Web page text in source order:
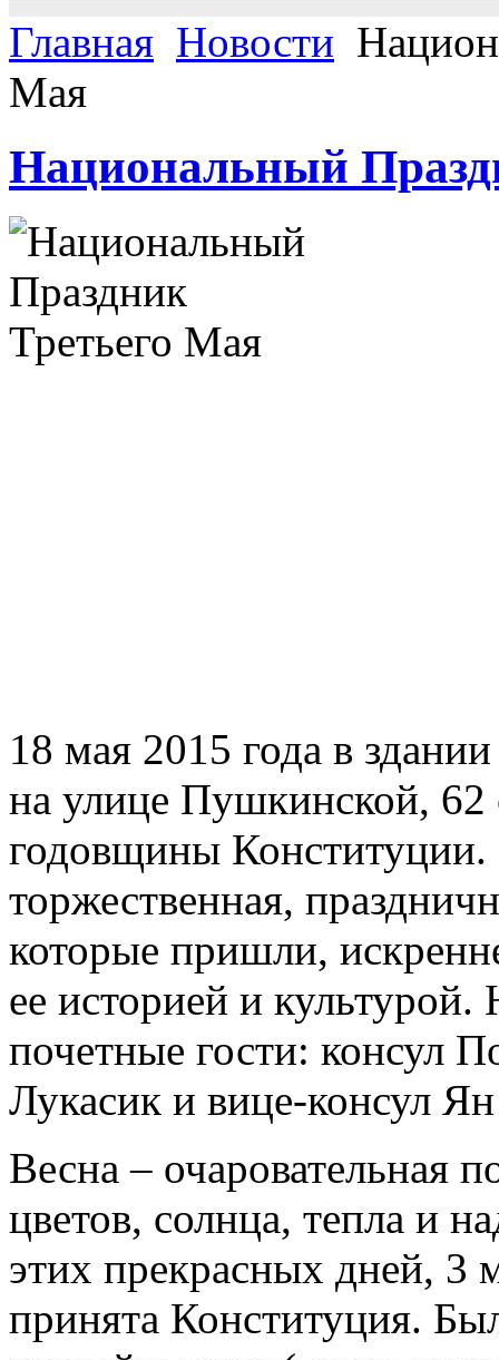
Главная Новости
Мая
Национальный
18 мая 2015 года в
на улице Пушкинской, 62
годовщины Конституции.
торжественная,
которые пришли,
ее историей и
почетные гости: консул
Лукасик и вице-консул
Весна – очаровательная
цветов, солнца, тепла и
этих прекрасных дней, 3
принята Конституция.